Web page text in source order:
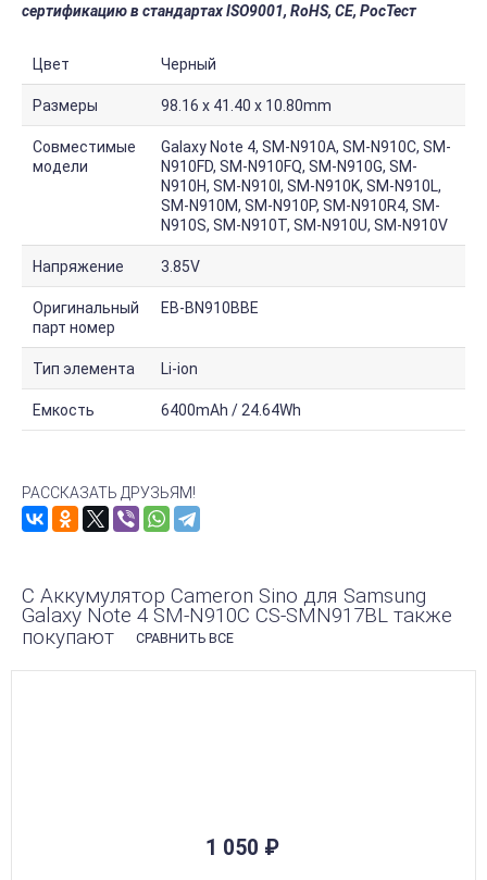
сертификацию в стандартах ISO9001, RoHS, CE, РосТест
Цвет Черный
Размеры 98.16 x 41.40 x 10.80mm
Совместимые
модели
Galaxy Note 4, SM-N910A, SM-N910C, SM-
N910FD, SM-N910FQ, SM-N910G, SM-
N910H, SM-N910I, SM-N910K, SM-N910L,
SM-N910M, SM-N910P, SM-N910R4, SM-
N910S, SM-N910T, SM-N910U, SM-N910V
Напряжение 3.85V
Оригинальный
парт номер
EB-BN910BBE
Тип элемента Li-ion
Емкость 6400mAh / 24.64Wh
РАССКАЗАТЬ ДРУЗЬЯМ!
С Аккумулятор Cameron Sino для Samsung
Galaxy Note 4 SM-N910C CS-SMN917BL также
покупают
СРАВНИТЬ ВСЕ
1 050 ₽